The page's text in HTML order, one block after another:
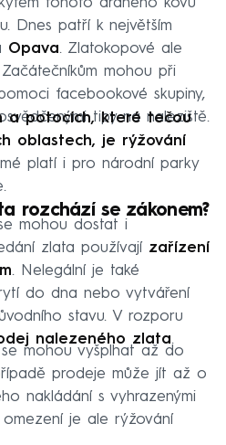
tohoto drahého kovu
Dnes patří k největším
Opava. Zlatokopové ale
mohou při
facebookové skupiny,
tipy na naleziště.
a potocích, které tečou
oblastech, je rýžování
platí i pro národní parky
rozchází se zákonem?
mohou dostat i
zlata používají zařízení
. Nelegální je také
do dna nebo vytváření
stavu. V rozporu
nalezeného zlata.
se mohou vyšplhat až do
prodeje může jít až o
nakládání s vyhrazenými
je ale rýžování